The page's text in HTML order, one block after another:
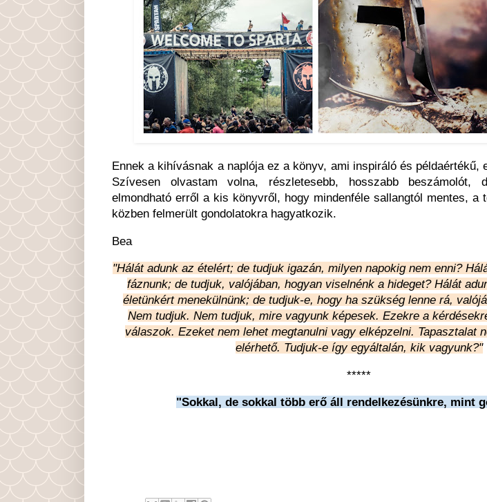
Ennek a kihívásnak a naplója ez a könyv, ami inspiráló és példaértékű,
Szívesen olvastam volna, részletesebb, hosszabb
elmondható erről a kis könyvről, hogy mindenféle sallangtól mentes, a
közben felmerült gondolatokra hagyatkozik.
Bea
"Hálát adunk az ételért; de tudjuk igazán, milyen napokig nem enni?
fáznunk; de tudjuk, valójában, hogyan viselnénk a hideget? Hálát
életünkért menekülnünk; de tudjuk-e, hogy ha szükség lenne rá,
Nem tudjuk. Nem tudjuk, mire vagyunk képesek. Ezekre a
válaszok. Ezeket nem lehet megtanulni vagy elképzelni. Tapasztalat
elérhető. Tudjuk-e így egyáltalán, kik vagyunk?"
*****
"Sokkal, de sokkal több erő áll rendelkezésünkre, mint